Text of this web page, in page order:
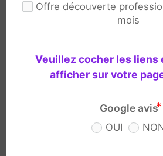
Offre découverte
mois
Veuillez cocher les liens
afficher sur votre
Google avis
OUI